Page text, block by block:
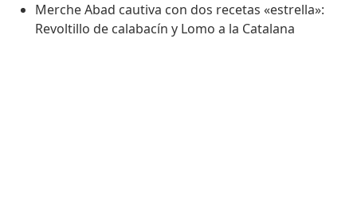
Merche Abad cautiva con dos recetas «estrella»:
Revoltillo de calabacín y Lomo a la Catalana